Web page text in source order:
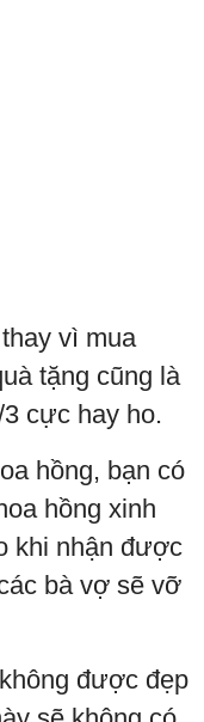
vì mua
tặng cũng là
cực hay ho.
hồng, bạn có
hồng xinh
khi nhận được
bà vợ sẽ vỡ
được đẹp